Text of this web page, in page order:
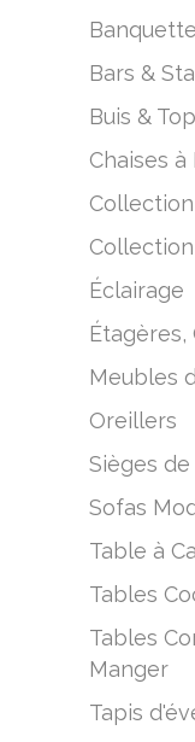
Bars &
Buis &
Chaises
Éclairage
Étagères,
Meubles
Oreillers
Sièges
Sofas
Table à
Tables
Tables
Manger
Tapis